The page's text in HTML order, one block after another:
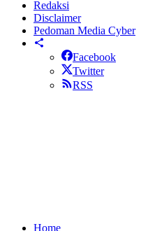
Redaksi
Disclaimer
Pedoman Media Cyber
Facebook
Twitter
RSS
Home